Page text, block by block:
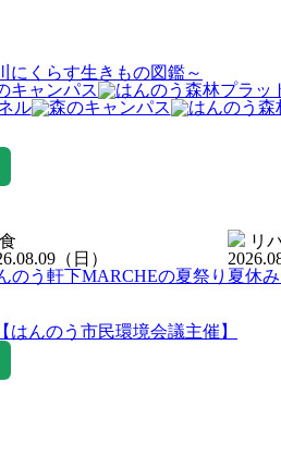
にくらす生きもの図鑑～
食
（日）
のう軒下MARCHEの夏祭り
リ
夏休
んのう市民環境会議主催】